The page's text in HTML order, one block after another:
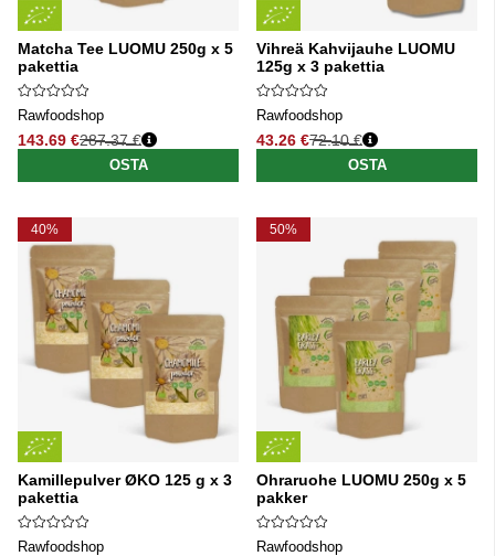
Matcha Tee LUOMU 250g x 5
pakettia
Rawfoodshop
143.69 €
Normaali hinta
287.37 €
OSTA
Vihreä Kahvijauhe LUOMU
125g x 3 pakettia
Rawfoodshop
43.26 €
Normaali hinta
72.10 €
OSTA
40%
Kamillepulver ØKO 125 g x 3
pakettia
Rawfoodshop
50%
Ohraruohe LUOMU 250g x 5
pakker
Rawfoodshop